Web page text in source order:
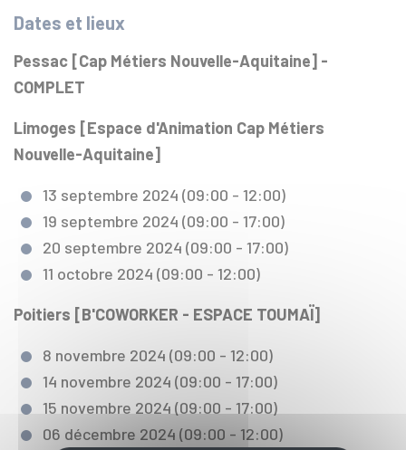
Dates et lieux
Pessac [Cap Métiers Nouvelle-Aquitaine] -
COMPLET
Limoges [Espace d'Animation Cap Métiers
Nouvelle-Aquitaine]
13 septembre 2024 (09:00 - 12:00)
19 septembre 2024 (09:00 - 17:00)
20 septembre 2024 (09:00 - 17:00)
11 octobre 2024 (09:00 - 12:00)
Poitiers [B'COWORKER - ESPACE TOUMAÏ]
8 novembre 2024 (09:00 - 12:00)
14 novembre 2024 (09:00 - 17:00)
15 novembre 2024 (09:00 - 17:00)
06 décembre 2024 (09:00 - 12:00)